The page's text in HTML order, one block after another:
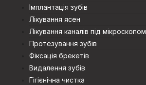
Імплантація зубів
Лікування ясен
Лікування каналів під мікроскопом
Протезування зубiв
Фіксація брекетів
Видалення зубів
Гігієнічна чистка